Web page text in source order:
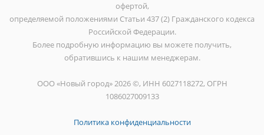
офертой,
определяемой положениями Статьи 437 (2) Гражданского кодекса
Российской Федерации.
Более подробную информацию вы можете получить,
обратившись к нашим менеджерам.
ООО «Новый город» 2026 ©, ИНН 6027118272, ОГРН
1086027009133
Политика конфиденциальности